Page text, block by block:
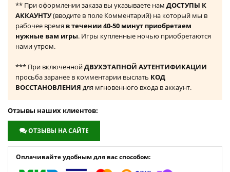
** При оформлении заказа вы указываете нам ДОСТУПЫ К
АККАУНТУ(вводите в поле Комментарий) на который мы в
рабочее время в течении 40-50 минут приобретаем
нужные вам игры. Игры купленные ночью приобретаются
нами утром.
*** При включеннойДВУХЭТАПНОЙ АУТЕНТИФИКАЦИИ
просьба заранее в комментарии выслать КОД
ВОССТАНОВЛЕНИЯ для мгновенного входа в аккаунт.
Отзывы наших клиентов:
ОТЗЫВЫ НА САЙТЕ
Оплачивайте удобным для вас способом: